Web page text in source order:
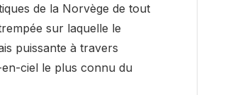
de la Norvège de tout
sur laquelle le
puissante à travers
ciel le plus connu du